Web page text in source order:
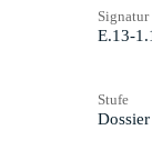
Signatur
E.13-
Stufe
Dossier